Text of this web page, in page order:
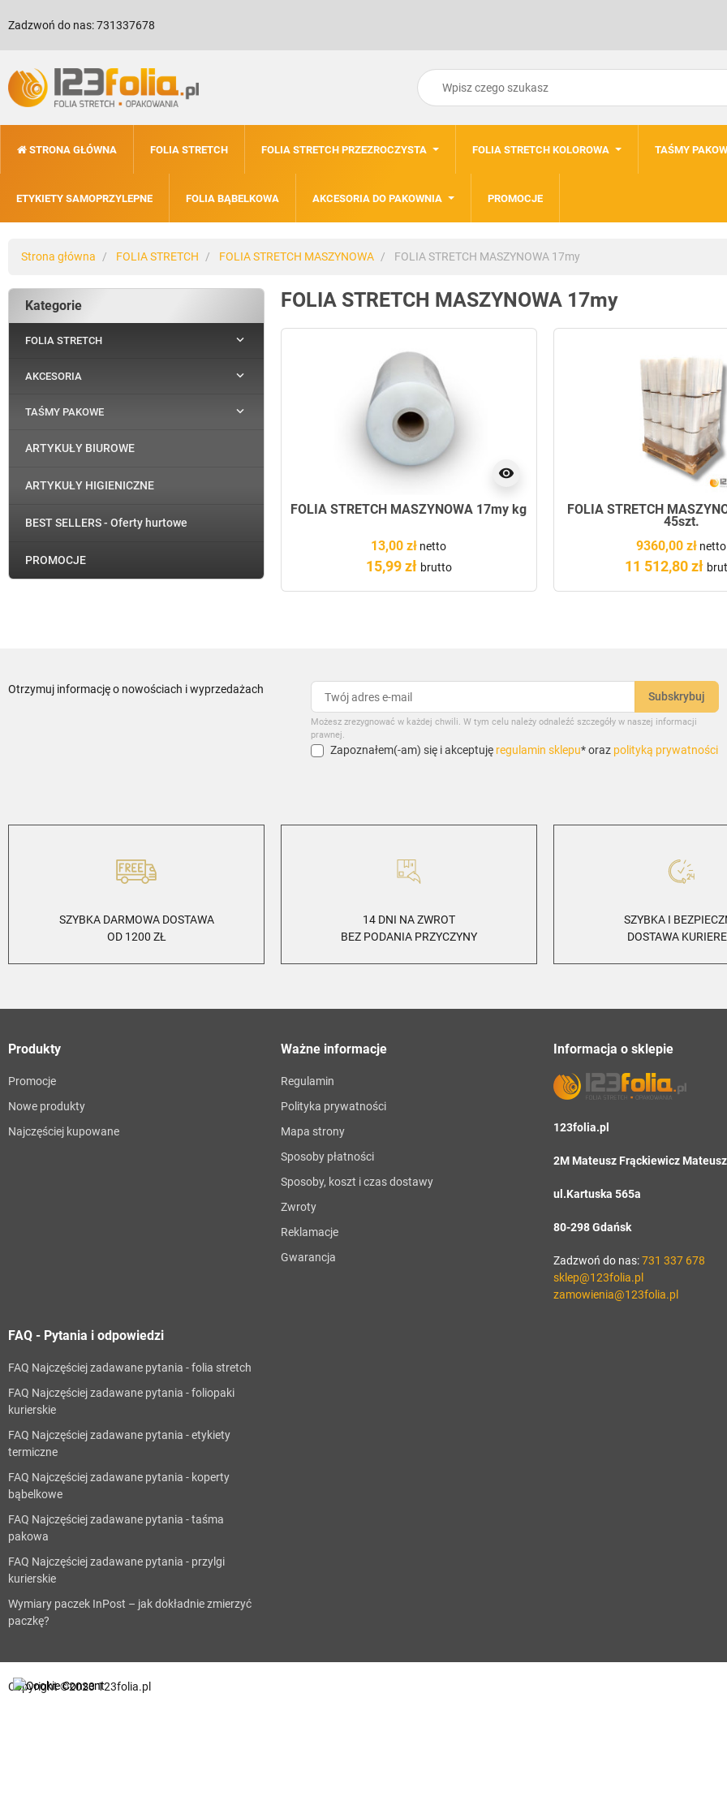
Zadzwoń do nas:731337678
STRONA GŁÓWNA FOLIA STRETCH FOLIA STRETCH PRZEZROCZYSTA FOLIA STRETCH KOLOROWA TAŚMY
ETYKIETY SAMOPRZYLEPNE FOLIA BĄBELKOWA AKCESORIA DO PAKOWNIA PROMOCJE
Strona główna FOLIA STRETCH FOLIA STRETCH MASZYNOWA FOLIA STRETCH MASZYNOWA 17my
Kategorie
FOLIA STRETCH 
AKCESORIA 
TAŚMY PAKOWE 
ARTYKUŁY BIUROWE
ARTYKUŁY HIGIENICZNE
BEST SELLERS - Oferty hurtowe
PROMOCJE
FOLIA STRETCH MASZYNOWA 17my
visibility
FOLIA STRETCH MASZYNOWA 17my kg
13,00 zł netto
15,99 zł brutto
FOLIA STRETCH
45szt.
9360,00 zł netto
11 512,80 zł
Otrzymuj informację o nowościach i wyprzedażach
Możesz zrezygnować w każdej chwili. W tym celu należy odnaleźć szczegóły w naszej informacji
prawnej.
Zapoznałem(-am) się i akceptuję regulamin sklepu* oraz polityką prywatności
SZYBKA DARMOWA DOSTAWA
OD 1200 ZŁ
14 DNI NA ZWROT
BEZ PODANIA PRZYCZYNY
SZYBKA I
DOSTAWA
Produkty
Promocje
Nowe produkty
Najczęściej kupowane
Ważne informacje
Regulamin
Polityka prywatności
Mapa strony
Sposoby płatności
Sposoby, koszt i czas dostawy
Zwroty
Reklamacje
Gwarancja
Informacja o sklepie
123folia.pl
2M Mateusz Frąckiewicz
ul.Kartuska 565a
80-298 Gdańsk
Zadzwoń do nas:731 337 678
sklep@123folia.pl
zamowienia@123folia.pl
FAQ - Pytania i odpowiedzi
FAQ Najczęściej zadawane pytania - folia stretch
FAQ Najczęściej zadawane pytania - foliopaki
kurierskie
FAQ Najczęściej zadawane pytania - etykiety
termiczne
FAQ Najczęściej zadawane pytania - koperty
bąbelkowe
FAQ Najczęściej zadawane pytania - taśma
pakowa
FAQ Najczęściej zadawane pytania - przylgi
kurierskie
Wymiary paczek InPost – jak dokładnie zmierzyć
paczkę?
Copyright ©2023 123folia.pl